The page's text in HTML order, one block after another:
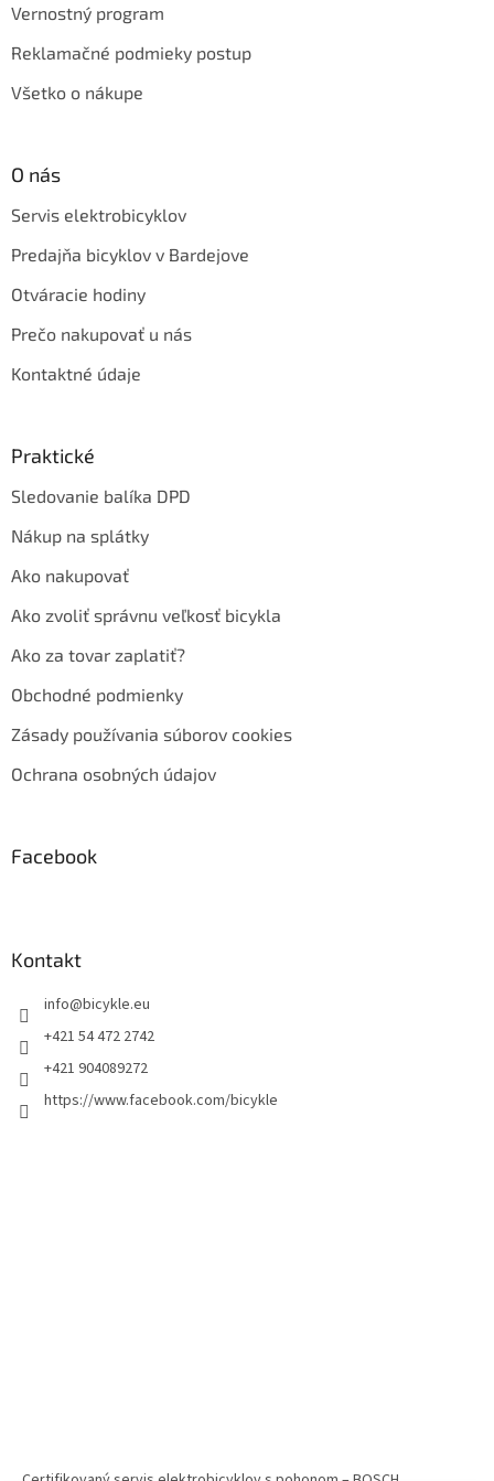
Vernostný program
Reklamačné podmieky postup
Všetko o nákupe
O nás
Servis elektrobicyklov
Predajňa bicyklov v Bardejove
Otváracie hodiny
Prečo nakupovať u nás
Kontaktné údaje
Praktické
Sledovanie balíka DPD
Nákup na splátky
Ako nakupovať
Ako zvoliť správnu veľkosť bicykla
Ako za tovar zaplatiť?
Obchodné podmienky
Zásady používania súborov cookies
Ochrana osobných údajov
Facebook
Kontakt
info@bicykle.eu
+421 54 472 2742
+421 904089272
https://www.facebook.com/bicykle